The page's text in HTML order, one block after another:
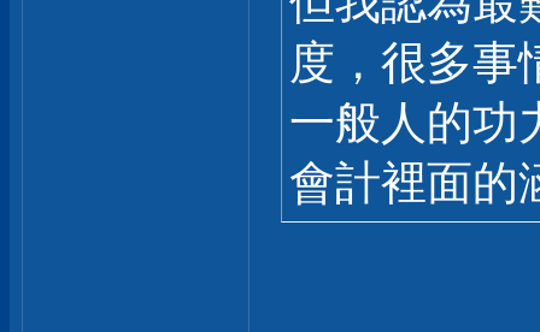
度，很多事
一般人的功
會計裡面的